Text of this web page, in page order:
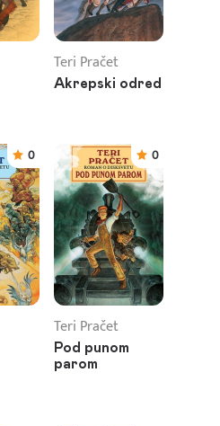
Teri Pračet
Akrepski odred
0 0
Teri Pračet
Pod punom
parom